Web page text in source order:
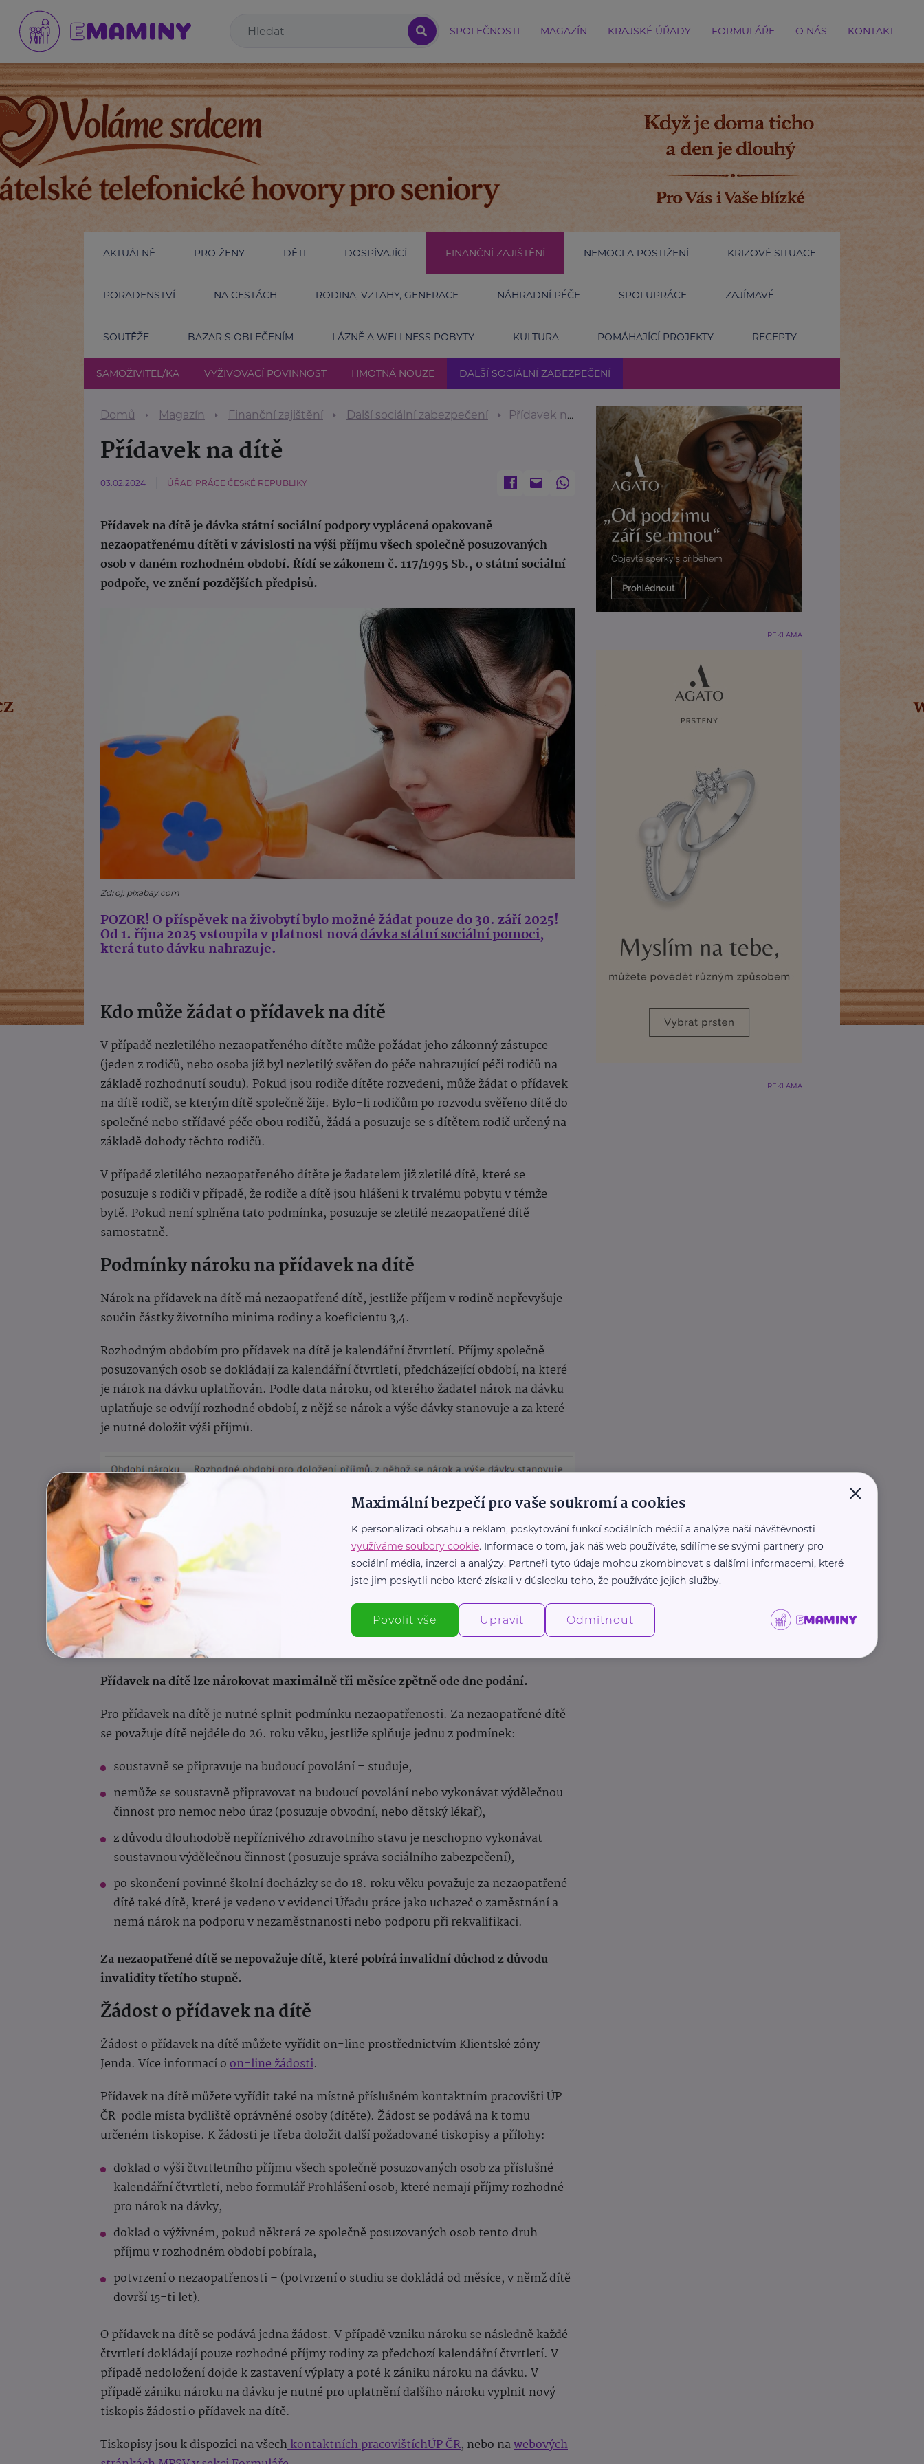
SPOLEČNOSTI MAGAZÍN KRAJSKÉ ÚŘADY FORMULÁŘE O NÁS KONTAKT
AKTUÁLNĚ PRO ŽENY DĚTI DOSPÍVAJÍCÍ FINANČNÍ ZAJIŠTĚNÍ NEMOCI A POSTIŽENÍ KRIZOVÉ SITUACE
PORADENSTVÍ NA CESTÁCH RODINA, VZTAHY, GENERACE NÁHRADNÍ PÉČE SPOLUPRÁCE ZAJÍMAVÉ
SOUTĚŽE BAZAR S OBLEČENÍM LÁZNĚ A WELLNESS POBYTY KULTURA POMÁHAJÍCÍ PROJEKTY RECEPTY
SAMOŽIVITEL/KA VYŽIVOVACÍ POVINNOST HMOTNÁ NOUZE DALŠÍ SOCIÁLNÍ ZABEZPEČENÍ
Domů Magazín Finanční zajištění Další sociální zabezpečení Přídavek na dítě
Přídavek na dítě
03.02.2024 ÚŘAD PRÁCE ČESKÉ REPUBLIKY
Přídavek na dítě je dávka státní sociální podpory vyplácená opakovaně
nezaopatřenému dítěti v závislosti na výši příjmu všech společně posuzovaných
osob v daném rozhodném období. Řídí se zákonem č. 117/1995 Sb., o státní sociální
podpoře, ve znění pozdějších předpisů.
Zdroj: pixabay.com
POZOR! O příspěvek na živobytí bylo možné žádat pouze do 30. září 2025!
Od 1. října 2025 vstoupila v platnost novádávka státní sociální pomoci,
která tuto dávku nahrazuje.
Kdo může žádat o přídavek na dítě
V případě nezletilého nezaopatřeného dítěte může požádat jeho zákonný zástupce
(jeden z rodičů, nebo osoba jíž byl nezletilý svěřen do péče nahrazující péči rodičů na
základě rozhodnutí soudu). Pokud jsou rodiče dítěte rozvedeni, může žádat o přídavek
na dítě rodič, se kterým dítě společně žije. Bylo-li rodičům po rozvodu svěřeno dítě do
společné nebo střídavé péče obou rodičů, žádá a posuzuje se s dítětem rodič určený na
základě dohody těchto rodičů.
V případě zletilého nezaopatřeného dítěte je žadatelem již zletilé dítě, které se
posuzuje s rodiči v případě, že rodiče a dítě jsou hlášeni k trvalému pobytu v témže
bytě. Pokud není splněna tato podmínka, posuzuje se zletilé nezaopatřené dítě
samostatně.
Podmínky nároku na přídavek na dítě
Nárok na přídavek na dítě má nezaopatřené dítě, jestliže příjem v rodině nepřevyšuje
součin částky životního minima rodiny a koeficientu 3,4.
Rozhodným obdobím pro přídavek na dítě je kalendářní čtvrtletí. Příjmy společně
posuzovaných osob se dokládají za kalendářní čtvrtletí, předcházející období, na které
je nárok na dávku uplatňován. Podle data nároku, od kterého žadatel nárok na dávku
uplatňuje se odvíjí rozhodné období, z nějž se nárok a výše dávky stanovuje a za které
je nutné doložit výši příjmů.
Přídavek na dítě lze nárokovat maximálně tři měsíce zpětně ode dne podání.
Pro přídavek na dítě je nutné splnit podmínku nezaopatřenosti. Za nezaopatřené dítě
se považuje dítě nejdéle do 26. roku věku, jestliže splňuje jednu z podmínek:
soustavně se připravuje na budoucí povolání – studuje,
nemůže se soustavně připravovat na budoucí povolání nebo vykonávat výdělečnou
činnost pro nemoc nebo úraz (posuzuje obvodní, nebo dětský lékař),
z důvodu dlouhodobě nepříznivého zdravotního stavu je neschopno vykonávat
soustavnou výdělečnou činnost (posuzuje správa sociálního zabezpečení),
po skončení povinné školní docházky se do 18. roku věku považuje za nezaopatřené
dítě také dítě, které je vedeno v evidenci Úřadu práce jako uchazeč o zaměstnání a
nemá nárok na podporu v nezaměstnanosti nebo podporu při rekvalifikaci.
Za nezaopatřené dítě se nepovažuje dítě, které pobírá invalidní důchod z důvodu
invalidity třetího stupně.
Žádost o přídavek na dítě
Žádost o přídavek na dítě můžete vyřídit on-line prostřednictvím Klientské zóny
Jenda. Více informací oon-line žádosti.
Přídavek na dítě můžete vyřídit také na místně příslušném kontaktním pracovišti ÚP
ČR podle místa bydliště oprávněné osoby (dítěte). Žádost se podává na k tomu
určeném tiskopise. K žádosti je třeba doložit další požadované tiskopisy a přílohy:
doklad o výši čtvrtletního příjmu všech společně posuzovaných osob za příslušné
kalendářní čtvrtletí, nebo formulář Prohlášení osob, které nemají příjmy rozhodné
pro nárok na dávky,
doklad o výživném, pokud některá ze společně posuzovaných osob tento druh
příjmu v rozhodném období pobírala,
potvrzení o nezaopatřenosti – (potvrzení o studiu se dokládá od měsíce, v němž dítě
dovrší 15-ti let).
O přídavek na dítě se podává jedna žádost. V případě vzniku nároku se následně každé
čtvrtletí dokládají pouze rozhodné příjmy rodiny za předchozí kalendářní čtvrtletí. V
případě nedoložení dojde k zastavení výplaty a poté k zániku nároku na dávku. V
případě zániku nároku na dávku je nutné pro uplatnění dalšího nároku vyplnit nový
tiskopis žádosti o přídavek na dítě.
Tiskopisy jsou k dispozici na všechkontaktních pracovištíchÚP ČR, nebo nawebových
REKLAMA
REKLAMA
×
Maximální bezpečí pro vaše soukromí a cookies
K personalizaci obsahu a reklam, poskytování funkcí sociálních médií a analýze naší návštěvnosti
využíváme soubory cookie. Informace o tom, jak náš web používáte, sdílíme se svými partnery pro
sociální média, inzerci a analýzy. Partneři tyto údaje mohou zkombinovat s dalšími informacemi, které
jste jim poskytli nebo které získali v důsledku toho, že používáte jejich služby.
Povolit vše Upravit Odmítnout